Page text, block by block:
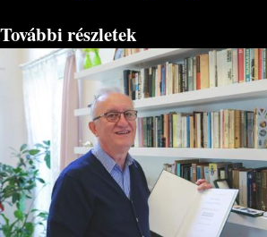
További részletek